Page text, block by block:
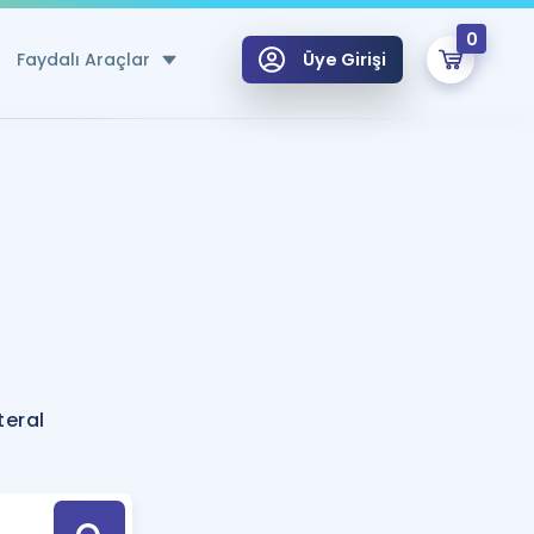
Faydalı Araçlar
Hesaplama Aracı
için Öneriler
Tek Takvimde
Üye Girişi
0
Hoca ile seni sınava hazırlayacak onlarca eğitim seni bekliyor!